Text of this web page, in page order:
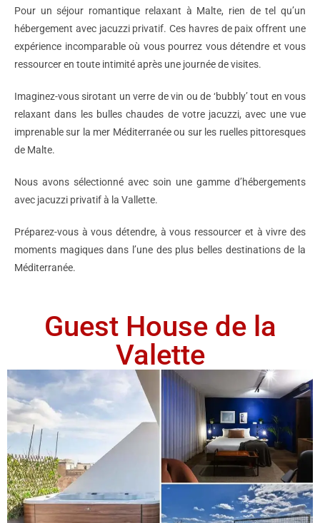
Pour un séjour romantique relaxant à Malte, rien de tel qu’un
hébergement avec jacuzzi privatif. Ces havres de paix offrent une
expérience incomparable où vous pourrez vous détendre et vous
ressourcer en toute intimité après une journée de visites.
Imaginez-vous sirotant un verre de vin ou de ‘bubbly’ tout en vous
relaxant dans les bulles chaudes de votre jacuzzi, avec une vue
imprenable sur la mer Méditerranée ou sur les ruelles pittoresques
de Malte.
Nous avons sélectionné avec soin une gamme d’hébergements
avec jacuzzi privatif à la Vallette.
Préparez-vous à vous détendre, à vous ressourcer et à vivre des
moments magiques dans l’une des plus belles destinations de la
Méditerranée.
Guest House de la
Valette